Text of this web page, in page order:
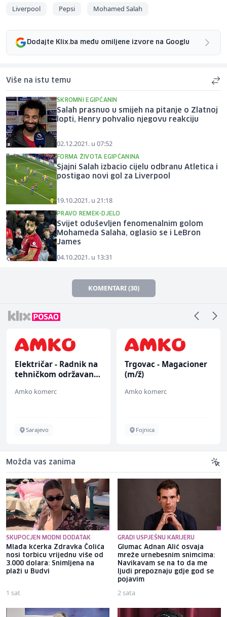
Liverpool Pepsi Mohamed Salah
Dodajte Klix.ba među omiljene izvore na Googlu
Više na istu temu
SKROMNI EGIPĆANIN
Salah prasnuo u smijeh na pitanje o Zlatnoj
lopti, Henry pohvalio njegovu reakciju
02.12.2021. u 07:52
FORMA ŽIVOTA EGIPĆANINA
Sjajni Salah izbacio cijelu odbranu Atletica i
postigao novi gol za Liverpool
19.10.2021. u 21:18
PRAVO REMEK-DJELO
Svijet oduševljen fenomenalnim golom
Mohameda Salaha, oglasio se i LeBron
James
04.10.2021. u 13:31
KOMENTARI (30)
Električar - Radnik na
tehničkom održavanju
Amko komerc
Sarajevo
Trgovac - Magacioner
(m/ž)
Amko komerc
Fojnica
Možda vas zanima
SKUPOCJEN MODNI DODATAK
Mlađa kćerka Zdravka Čolića
nosi torbicu vrijednu više od
3.000 dolara: Snimljena na
plaži u Budvi
1 sat
GRADI USPJEŠNU KARIJERU
Glumac Adnan Alić osvaja
mreže urnebesnim snimcima:
Navikavam se na to da me
ljudi prepoznaju gdje god se
pojavim
2 sata